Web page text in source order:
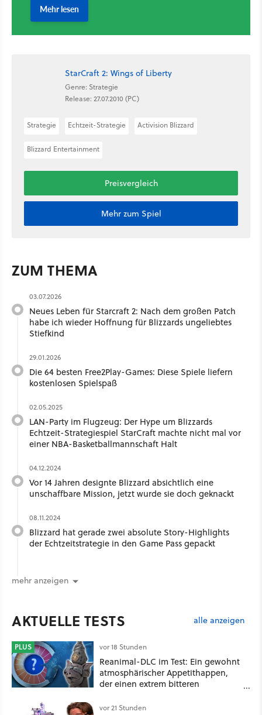
StarCraft 2: Wings of Liberty
Genre: Strategie
Release: 27.07.2010 (PC)
Strategie Echtzeit-Strategie Activision Blizzard
Blizzard Entertainment
Preisvergleich
Mehr zum Spiel
ZUM THEMA
03.07.2026
Neues Leben für Starcraft 2: Nach dem großen Patch
habe ich wieder Hoffnung für Blizzards ungeliebtes
Stiefkind
29.01.2026
Die 64 besten Free2Play-Games: Diese Spiele liefern
kostenlosen Spielspaß
02.05.2025
LAN-Party im Flugzeug: Der Hype um Blizzards
Echtzeit-Strategiespiel StarCraft machte nicht mal vor
einer NBA-Basketballmannschaft Halt
04.12.2024
Vor 14 Jahren designte Blizzard absichtlich eine
unschaffbare Mission, jetzt wurde sie doch geknackt
08.11.2024
Blizzard hat gerade zwei absolute Story-Highlights
der Echtzeitstrategie in den Game Pass gepackt
mehr anzeigen
AKTUELLE TESTS alle anzeigen
PLUS vor 18 Stunden
Reanimal-DLC im Test: Ein gewohnt
atmosphärischer Appetithappen,
der einen extrem bitteren
vor 21 Stunden